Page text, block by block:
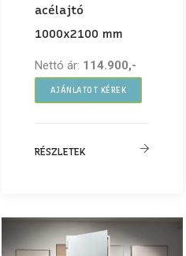
acélajtó
1000x2100 mm
Nettó ár: 114.900,-
AJÁNLATOT KÉREK
RÉSZLETEK